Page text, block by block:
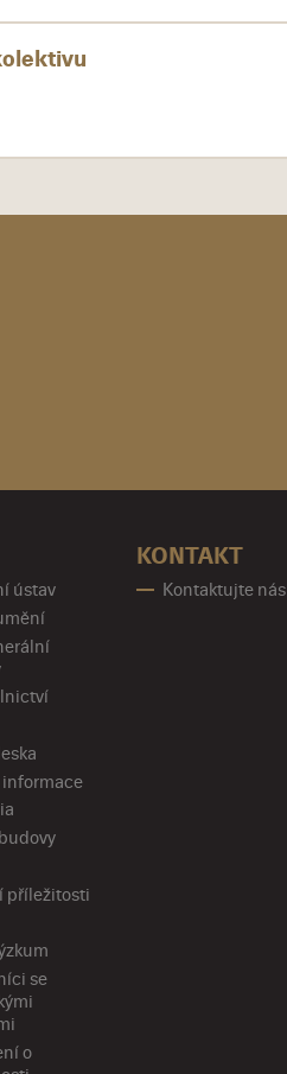
ústav
informace
příležitosti
se
o
KONTAKT
Kontaktujte nás